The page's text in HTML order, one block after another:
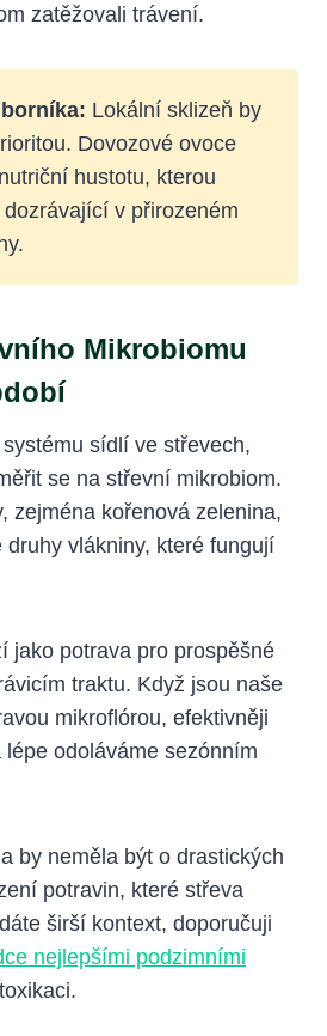
zatěžovali trávení.
Lokální sklizeň by
Dovozové ovoce
hustotu, kterou
v přirozeném
Mikrobiomu
sídlí ve střevech,
se na střevní mikrobiom.
zejména kořenová zelenina,
vlákniny, které fungují
jako potrava pro prospěšné
traktu. Když jsou naše
mikroflórou, efektivněji
odoláváme sezónním
by neměla být o drastických
potravin, které střeva
širší kontext, doporučuji
nejlepšími podzimními